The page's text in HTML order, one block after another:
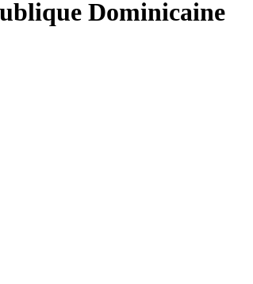
Dominicaine